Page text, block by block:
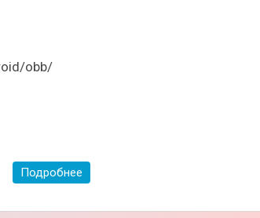
obb/
Подробнее